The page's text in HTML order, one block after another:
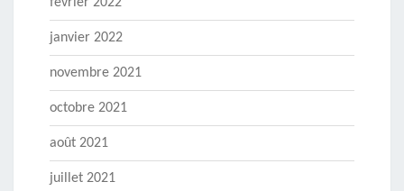
février 2022
janvier 2022
novembre 2021
octobre 2021
août 2021
juillet 2021